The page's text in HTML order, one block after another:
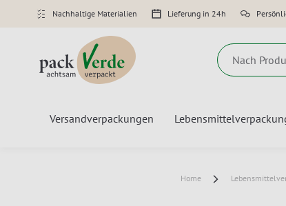
Nachhaltige Materialien Lieferung in 24h
Versandverpackungen
Home